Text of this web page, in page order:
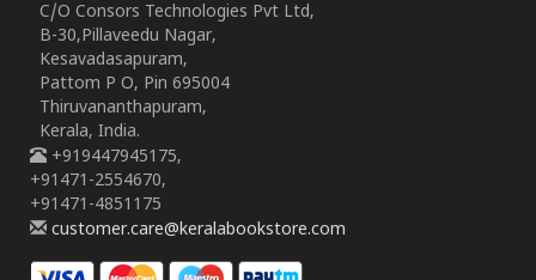
C/O Consors Technologies Pvt Ltd,
B-30,Pillaveedu Nagar,
Kesavadasapuram,
Pattom P O, Pin 695004
Thiruvananthapuram,
Kerala, India.
+919447945175,
+91471-2554670,
+91471-4851175
customer.care@keralabookstore.com